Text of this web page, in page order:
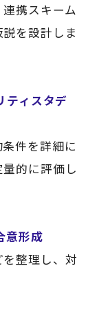
携スキーム
を設計しま
ィスタデ
件を詳細に
的に評価し
意形成
整理し、対